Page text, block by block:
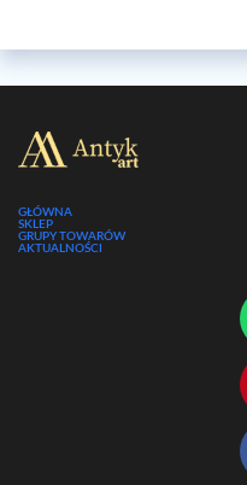
GŁÓWNA
SKLEP
GRUPY TOWARÓW
AKTUALNOŚCI